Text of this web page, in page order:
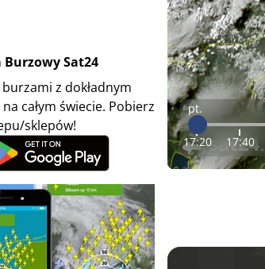
Sat24
z dokładnym
całym świecie. Pobierz
sklepów!
pt.
17:20 17:40